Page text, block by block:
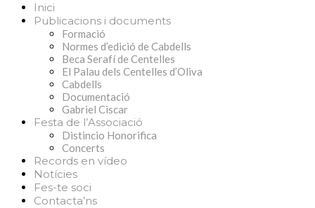
Inici
Publicacions i documents
Formació
Normes d’edició de Cabdells
Beca Serafí de Centelles
El Palau dels Centelles d’Oliva
Cabdells
Documentació
Gabriel Ciscar
Festa de l’Associació
Distincio Honorifica
Concerts
Records en vídeo
Notícies
Fes-te soci
Contacta’ns